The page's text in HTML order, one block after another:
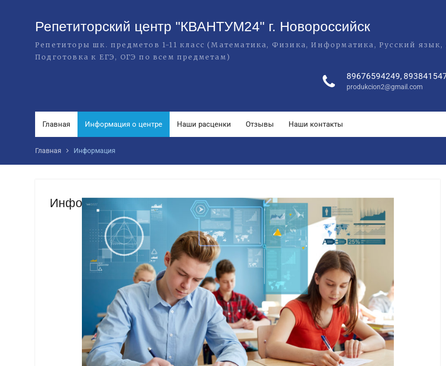
Репетиторский центр "КВАНТУМ24" г. Новороссийск
Репетиторы шк. предметов 1-11 класс (Математика, Физика, Информатика, Русский
Подготовка к ЕГЭ, ОГЭ по всем предметам)
89676594249,
produkcion2@gmail.com
Главная Информация о центре Наши расценки Отзывы Наши контакты
Главная Информация
Информация